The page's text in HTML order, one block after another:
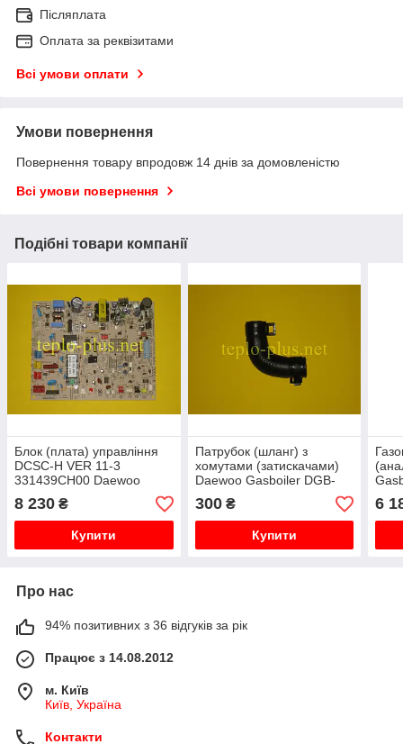
Післяплата
Оплата за реквізитами
Всі умови оплати
Умови повернення
Повернення товару впродовж 14 днів за домовленістю
Всі умови повернення
Подібні товари компанії
Блок (плата) управління
DCSС-H VER 11-3
331439CH00 Daewoo
Gasboiler DGB-130, 160,
200, 250, 300, 350
MSC/MES
8 230 ₴
Купити
Патрубок (шланг) з
хомутами (затискачами)
Daewoo Gasboiler DGB-
100, 130, 160, 200, 250,
300 MSC/MES, 350 MES
300₴
Купити
6
Про нас
94% позитивних з 36 відгуків за рік
Працює з 14.08.2012
м. Київ
Київ, Україна
Контакти